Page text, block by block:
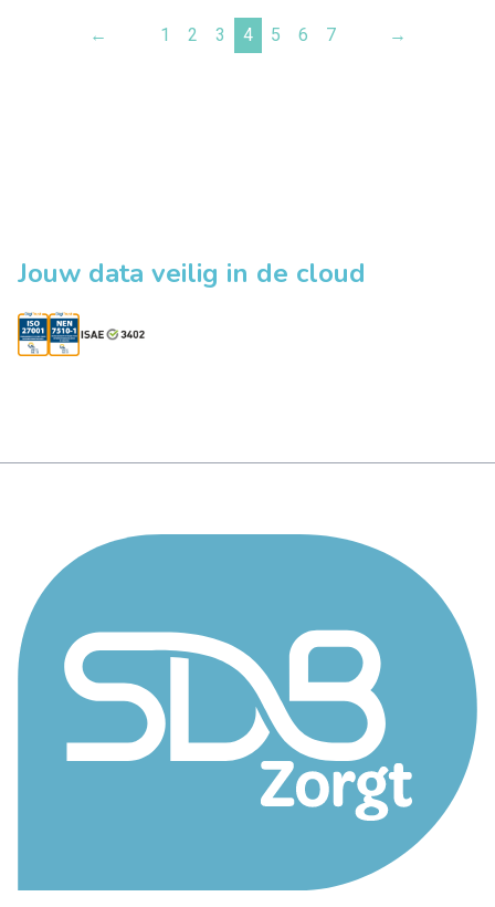
← 1 2 3 4 5 6 7 →
Jouw data veilig in de cloud